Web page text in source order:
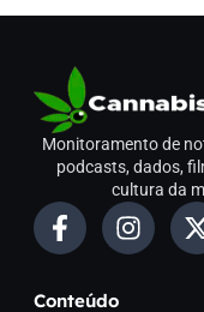
Monitoramento de
podcasts, dados,
cultura da
Conteúdo